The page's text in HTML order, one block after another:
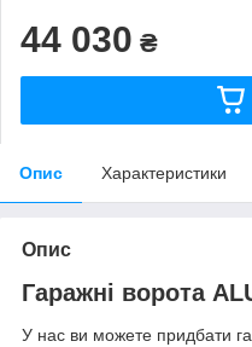
44 030 ₴
Опис Характеристики
Опис
Гаражні ворота
У нас ви можете придбати